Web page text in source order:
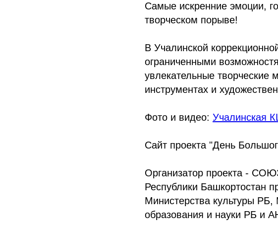
Самые искренние эмоции,
творческом порыве!
В Учалинской
ограниченными
увлекательные творческие
инструментах и
Фото и видео: Учалинская
Сайт проекта "День
Организатор проекта -
Республики Башкортостан
Министерства культуры
образования и науки РБ и